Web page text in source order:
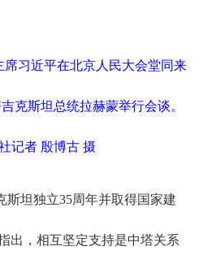
席习近平在北京人民大会堂同来
克斯坦总统拉赫蒙举行会谈。
记者 殷博古 摄
斯坦独立35周年并取得国家建
出，相互坚定支持是中塔关系